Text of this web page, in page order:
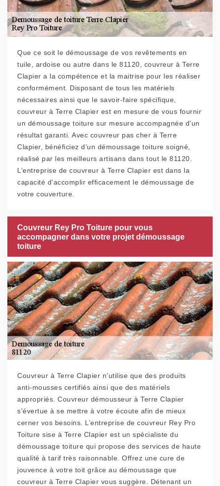
Que ce soit le démoussage de vos revêtements en
tuile, ardoise ou autre dans le 81120, couvreur à Terre
Clapier a la compétence et la maitrise pour les réaliser
conformément. Disposant de tous les matériels
nécessaires ainsi que le savoir-faire spécifique,
couvreur à Terre Clapier est en mesure de vous fournir
un démoussage toiture sur mesure accompagnée d’un
résultat garanti. Avec couvreur pas cher à Terre
Clapier, bénéficiez d’un démoussage toiture soigné,
réalisé par les meilleurs artisans dans tout le 81120.
L’entreprise de couvreur à Terre Clapier est dans la
capacité d’accomplir efficacement le démoussage de
votre couverture.
Couvreur Rey Pro Toiture pour vous
accompagner dans votre projet démoussage
toiture
Couvreur à Terre Clapier n’utilise que des produits
anti-mousses certifiés ainsi que des matériels
appropriés. Couvreur démousseur à Terre Clapier
s’évertue à se mettre à votre écoute afin de mieux
cerner vos besoins. L’entreprise de couvreur Rey Pro
Toiture sise à Terre Clapier est un spécialiste du
démoussage toiture qui propose des services de haute
qualité à tarif très raisonnable. Offrez une cure de
jouvence à votre toit grâce au démoussage que
couvreur à Terre Clapier vous suggère. Détenant un